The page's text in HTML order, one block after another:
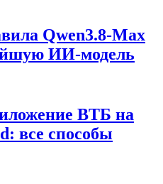
Qwen3.8-Max
ИИ-модель
ВТБ на
все способы